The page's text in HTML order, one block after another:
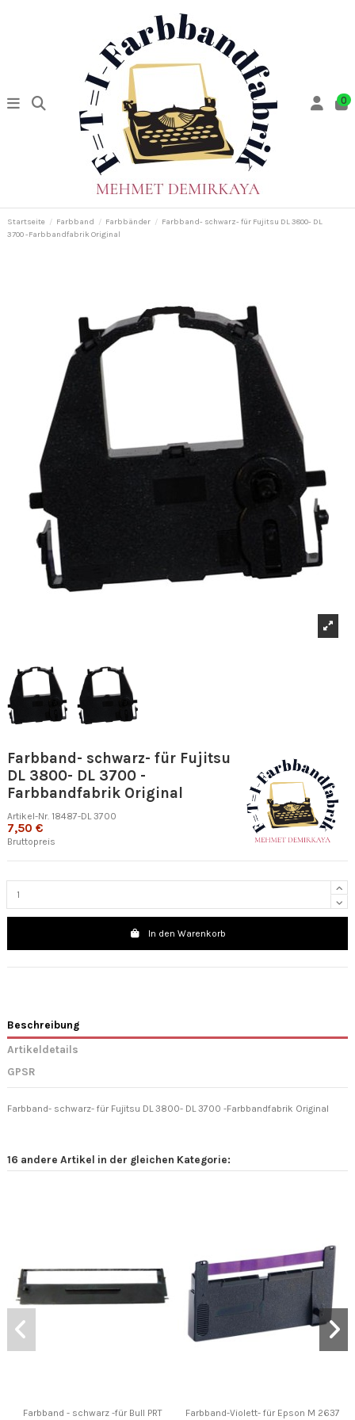
0
Startseite Farbband Farbbänder
Farbband- schwarz- für Fujitsu DL 3800- DL
3700 -Farbbandfabrik Original
Farbband- schwarz- für Fujitsu
DL 3800- DL 3700 -
Farbbandfabrik Original
Artikel-Nr. 18487-DL 3700
7,50 €
Bruttopreis
In den Warenkorb
Beschreibung
Artikeldetails
GPSR
Farbband- schwarz- für Fujitsu DL 3800- DL 3700 -Farbbandfabrik Original
16 andere Artikel in der gleichen Kategorie:
Farbband - schwarz -für Bull PRT
Farbband-Violett- für Epson M 2637